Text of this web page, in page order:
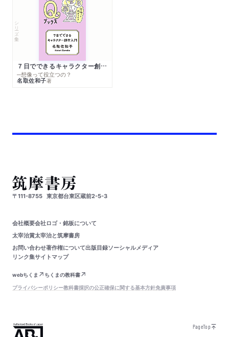
シリーズ・全集
７日でできるキャラクター創作入門
─想像って役立つの？
名取佐和子著
〒111-8755 東京都台東区蔵前2-5-3
会社概要会社ロゴ・銘板について
太宰治賞太宰治と筑摩書房
お問い合わせ著作権について出版目録ソーシャルメディア
リンク集サイトマップ
webちくま
ちくまの教科書
プライバシーポリシー教科書採択の公正確保に関する基本方針免責事項
PageTop